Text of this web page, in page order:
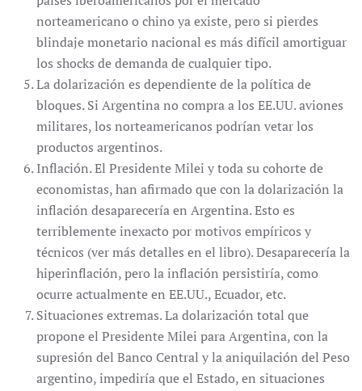
norteamericano o chino ya existe, pero si pierdes
blindaje monetario nacional es más difícil amortiguar
los shocks de demanda de cualquier tipo.
La dolarización es dependiente de la política de
bloques. Si Argentina no compra a los EE.UU. aviones
militares, los norteamericanos podrían vetar los
productos argentinos.
Inflación. El Presidente Milei y toda su cohorte de
economistas, han afirmado que con la dolarización la
inflación desaparecería en Argentina. Esto es
terriblemente inexacto por motivos empíricos y
técnicos (ver más detalles en el libro). Desaparecería la
hiperinflación, pero la inflación persistiría, como
ocurre actualmente en EE.UU., Ecuador, etc.
Situaciones extremas. La dolarización total que
propone el Presidente Milei para Argentina, con la
supresión del Banco Central y la aniquilación del Peso
argentino, impediría que el Estado, en situaciones